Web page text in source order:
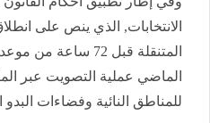
الانتخابات, الذي ينص على
المتنقلة قبل 72
الماضي عملية التصويت عبر
للمناطق النائية وفضاءات